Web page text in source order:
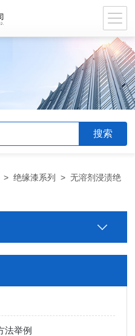
>绝缘漆系列 >无溶剂浸渍绝
法举例